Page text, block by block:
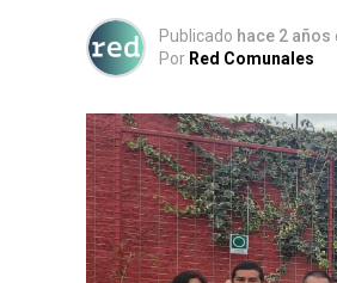
Publicado hace 2 años
Por Red Comunales